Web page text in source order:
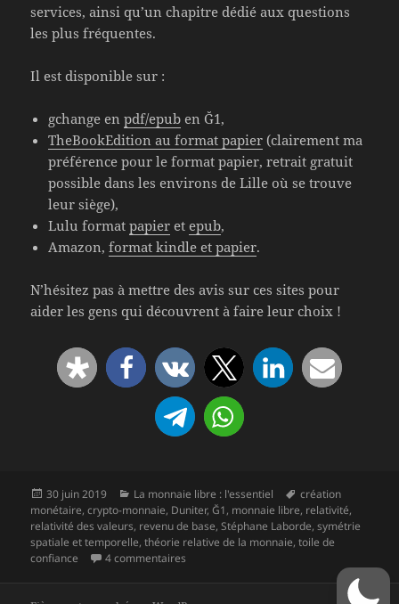
services, ainsi qu’un chapitre dédié aux questions
les plus fréquentes.
Il est disponible sur :
gchange enpdf/epub en Ğ1,
TheBookEdition au format papier (clairement ma
préférence pour le format papier, retrait gratuit
possible dans les environs de Lille où se trouve
leur siège),
Lulu formatpapier et epub,
Amazon,format kindle et papier.
N’hésitez pas à mettre des avis sur ces sites pour
aider les gens qui découvrent à faire leur choix !
Publié
le
30 juin 2019 Catégories
La monnaie libre : l'essentiel
Mots-
clés
création
monétaire,crypto-monnaie, Duniter,Ğ1, monnaie libre, relativité,
relativité des valeurs, revenu de base,Stéphane Laborde,symétrie
spatiale et temporelle,théorie relative de la monnaie,toile de
confiance
4 commentaires